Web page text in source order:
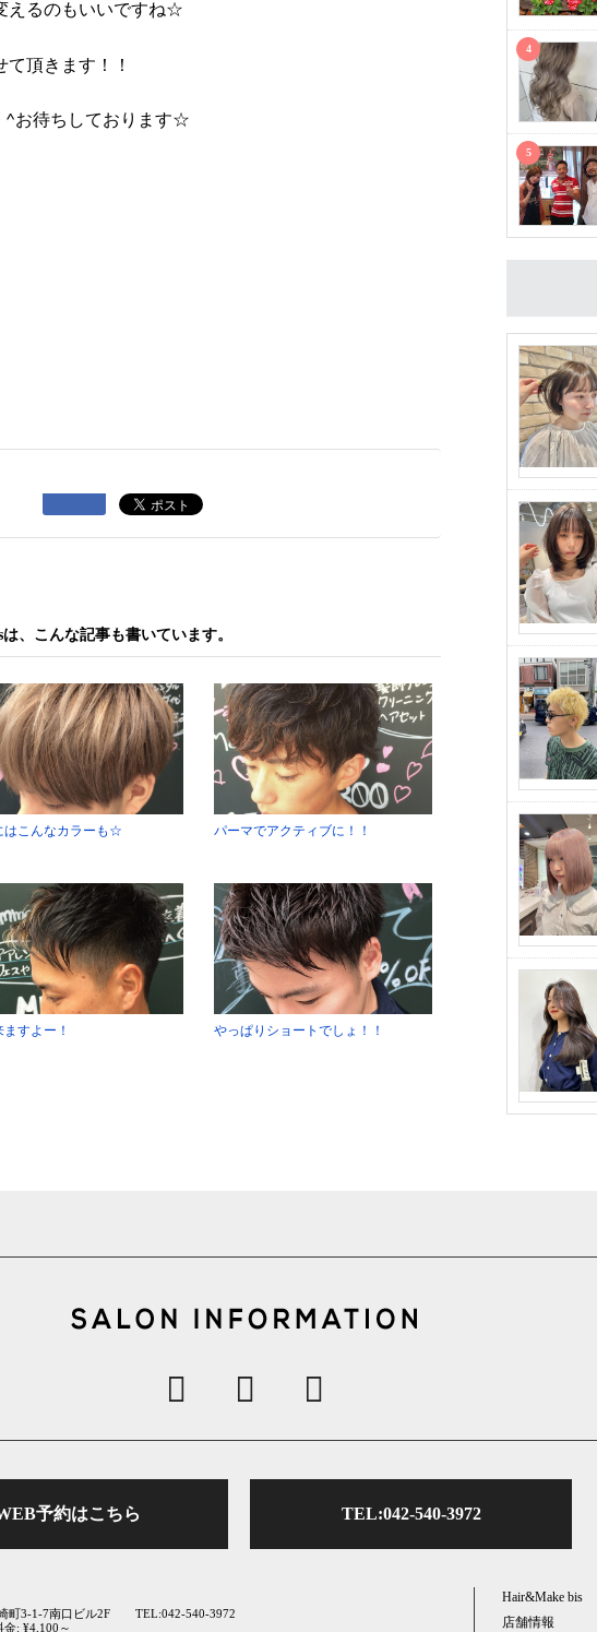
えるのもいいですね☆
頂きます！！
^お待ちしております☆
、こんな記事も書いています。
はこんなカラーも☆ パーマでアクティブに！！
すよー！ やっぱりショートでしょ！！
4
5
予約はこちら TEL:042-540-3972
町3-1-7南口ビル2F
TEL:042-540-3972
: ¥4,100～
Hair&Make bis
店舗情報